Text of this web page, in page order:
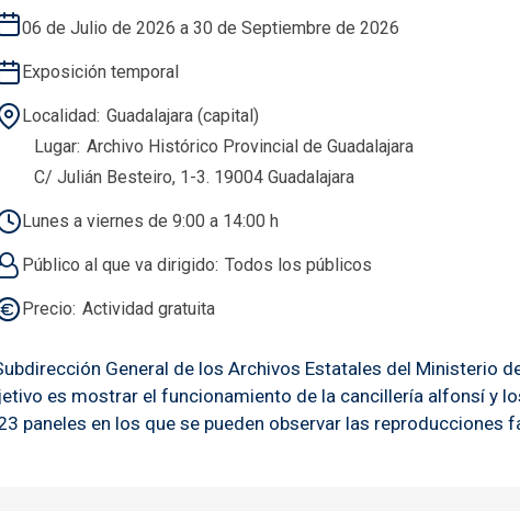
06 de Julio de 2026 a 30 de Septiembre de 2026
Exposición temporal
Localidad Guadalajara (capital)
Lugar Archivo Histórico Provincial de Guadalajara
C/ Julián Besteiro, 1-3. 19004 Guadalajara
Lunes a viernes de 9:00 a 14:00 h
Público al que va dirigido Todos los públicos
Precio Actividad gratuita
General de los Archivos Estatales del Ministerio
es mostrar el funcionamiento de la cancillería alfonsí y
paneles en los que se pueden observar las